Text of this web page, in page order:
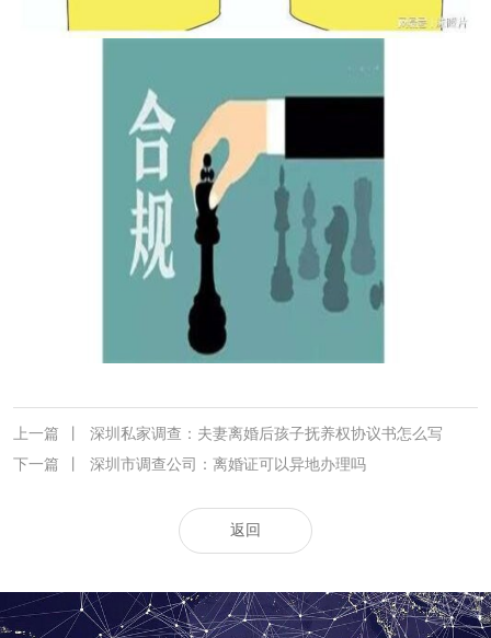
上一篇
深圳私家调查：夫妻离婚后孩子抚养权协议书怎么写
下一篇
深圳市调查公司：离婚证可以异地办理吗
返回